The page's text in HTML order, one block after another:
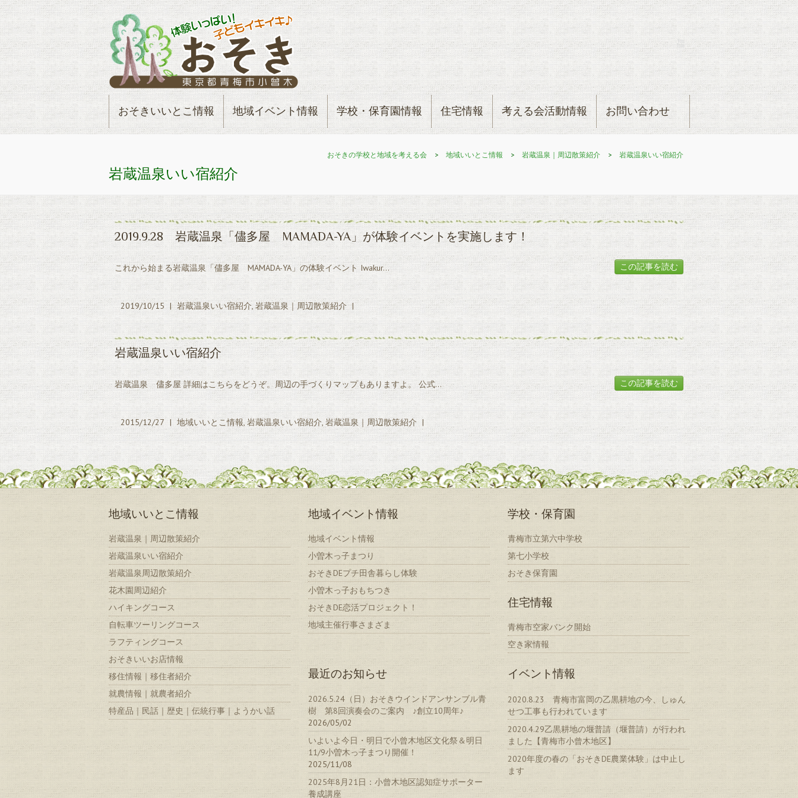
おそきいいとこ情報 地域イベント情報 学校・保育園情報 住宅情報 考える会活動情報 お問い合わせ
おそきの学校と地域を考える会 > 地域いいとこ情報 > 岩蔵温泉｜周辺散策紹介 > 岩蔵温泉いい宿紹介
岩蔵温泉いい宿紹介
2019.9.28 岩蔵温泉「儘多屋 MAMADA-YA」が体験イベントを実施します！
この記事を読む
これから始まる岩蔵温泉「儘多屋 MAMADA-YA」の体験イベント Iwakur…
2019/10/15 | 岩蔵温泉いい宿紹介, 岩蔵温泉｜周辺散策紹介 |
岩蔵温泉いい宿紹介
この記事を読む
岩蔵温泉 儘多屋 詳細はこちらをどうぞ。周辺の手づくりマップもありますよ。 公式…
2015/12/27 | 地域いいとこ情報,岩蔵温泉いい宿紹介, 岩蔵温泉｜周辺散策紹介 |
地域いいとこ情報
岩蔵温泉｜周辺散策紹介
岩蔵温泉いい宿紹介
岩蔵温泉周辺散策紹介
花木園周辺紹介
ハイキングコース
自転車ツーリングコース
ラフティングコース
おそきいいお店情報
移住情報｜移住者紹介
就農情報｜就農者紹介
特産品｜民話｜歴史｜伝統行事｜ようかい話
地域イベント情報
地域イベント情報
小曽木っ子まつり
おそきDEプチ田舎暮らし体験
小曽木っ子おもちつき
おそきDE恋活プロジェクト！
地域主催行事さまざま
学校・保育園
青梅市立第六中学校
第七小学校
おそき保育園
住宅情報
青梅市空家バンク開始
空き家情報
最近のお知らせ
2026.5.24（日）おそきウインドアンサンブル青
樹 第8回演奏会のご案内 ♪創立10周年♪
2026/05/02
いよいよ今日・明日で小曾木地区文化祭＆明日
11/9小曽木っ子まつり開催！
2025/11/08
2025年8月21日：小曾木地区認知症サポーター
養成講座
イベント情報
2020.8.23 青梅市富岡の乙黒耕地の今、しゅん
せつ工事も行われています
2020.4.29乙黒耕地の堰普請（堰普請）が行われ
ました【青梅市小曾木地区】
2020年度の春の「おそきDE農業体験」は中止し
ます